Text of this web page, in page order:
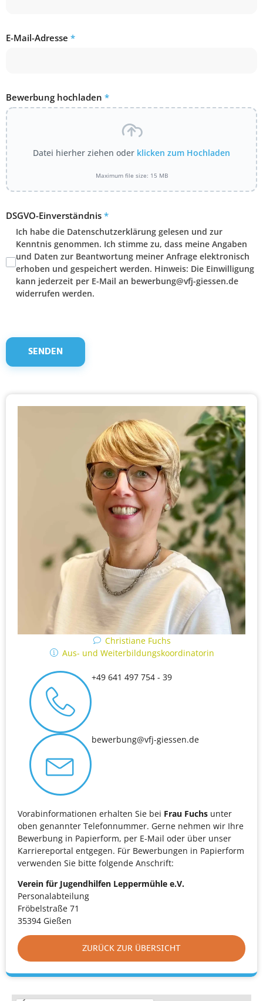
E-Mail-Adresse *
Bewerbung hochladen *
Datei hierher ziehen oder klicken zum Hochladen
Maximum file size: 15 MB
DSGVO-Einverständnis *
Ich habe die Datenschutzerklärung gelesen und zur
Kenntnis genommen. Ich stimme zu, dass meine Angaben
und Daten zur Beantwortung meiner Anfrage elektronisch
erhoben und gespeichert werden. Hinweis: Die Einwilligung
kann jederzeit per E-Mail an bewerbung@vfj-giessen.de
widerrufen werden.
SENDEN
Christiane Fuchs
Aus- und Weiterbildungskoordinatorin
+49 641 497 754 - 39
bewerbung@vfj-giessen.de
Vorabinformationen erhalten Sie bei Frau Fuchs unter
oben genannter Telefonnummer. Gerne nehmen wir Ihre
Bewerbung in Papierform, per E-Mail oder über unser
Karriereportal entgegen. Für Bewerbungen in Papierform
verwenden Sie bitte folgende Anschrift:
Verein für Jugendhilfen Leppermühle e.V.
Personalabteilung
Fröbelstraße 71
35394 Gießen
ZURÜCK ZUR ÜBERSICHT